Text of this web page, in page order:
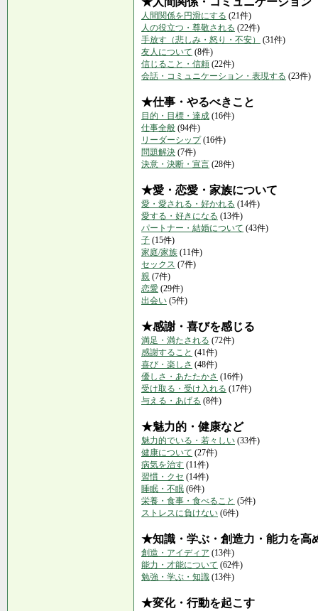
人間関係を円滑にする (21件)
人の役立つ・尊敬される (22件)
手放す（悲しみ・怒り・不安）
(31件)
友人について (8件)
信じること・信頼 (22件)
会話・コミュニケーション・表現する (23件)
★仕事・やるべきこと
目的・目標・達成 (16件)
仕事全般 (94件)
リーダーシップ(16件)
問題解決 (7件)
決意・決断・宣言 (28件)
★愛・恋愛・家族について
愛・愛される・好かれる (14件)
愛する・好きになる (13件)
パートナー・結婚について (43件)
子 (15件)
家庭/家族 (11件)
セックス (7件)
親 (7件)
恋愛 (29件)
出会い (5件)
★感謝・喜びを感じる
満足・満たされる (72件)
感謝すること (41件)
喜び・楽しさ (48件)
優しさ・あたたかさ (16件)
受け取る・受け入れる (17件)
与える・あげる (8件)
★魅力的・健康など
魅力的でいる・若々しい (33件)
健康について (27件)
病気を治す (11件)
習慣・クセ (14件)
睡眠・不眠 (6件)
栄養・食事・食べること (5件)
ストレスに負けない (6件)
★知識・学ぶ・創造力・能力を高
創造・アイディア (13件)
能力・才能について (62件)
勉強・学ぶ・知識 (13件)
★変化・行動を起こす